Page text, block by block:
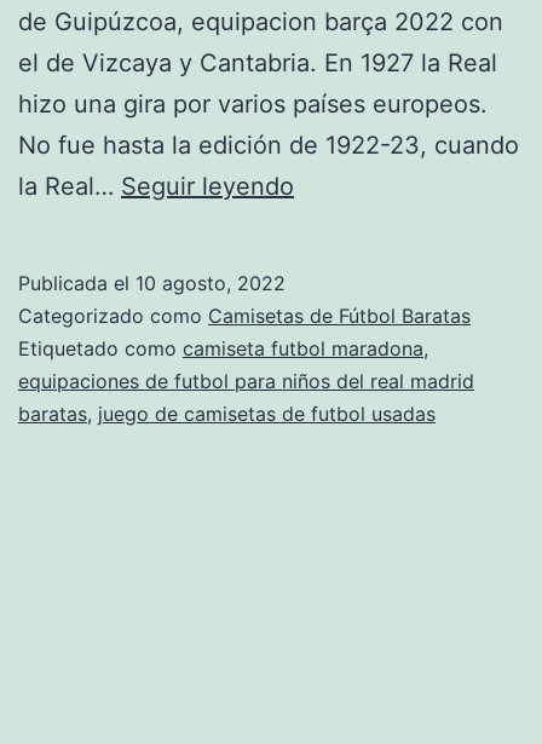
de Guipúzcoa, equipacion barça 2022 con
el de Vizcaya y Cantabria. En 1927 la Real
hizo una gira por varios países europeos.
No fue hasta la edición de 1922-23, cuando
la Real… Seguir leyendo
futbol
gratis
Publicada el 10 agosto, 2022
Categorizado como Camisetas de Fútbol Baratas
Etiquetado como camiseta futbol maradona,
equipaciones de futbol para niños del real madrid
baratas, juego de camisetas de futbol usadas